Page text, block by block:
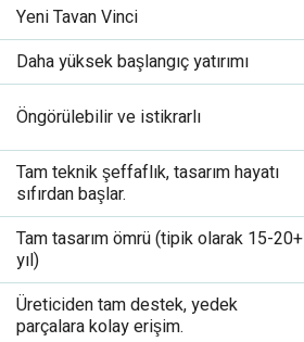
Yeni Tavan Vinci
Daha yüksek başlangıç yatırımı
Öngörülebilir ve istikrarlı
Tam teknik şeffaflık, tasarım hayatı
sıfırdan başlar.
Tam tasarım ömrü (tipik olarak 15-20+
yıl)
Üreticiden tam destek, yedek
parçalara kolay erişim.